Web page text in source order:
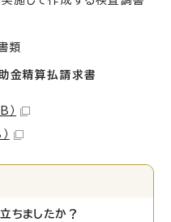
類
金精算払請求書
ちましたか？